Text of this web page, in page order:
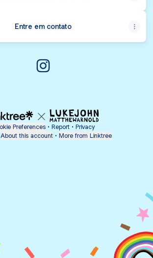
Entre em contato
Preferences • Report • Privacy
About this account • More from Linktree